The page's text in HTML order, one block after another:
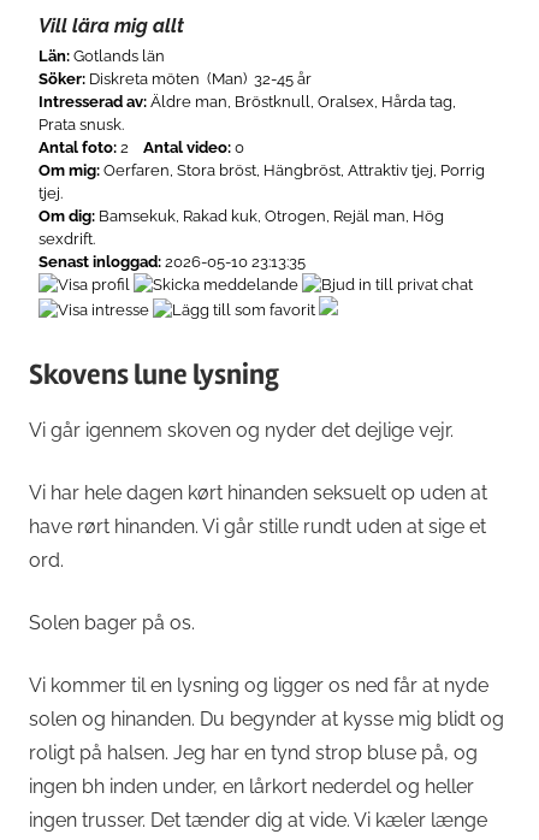
Vill lära mig allt
Län: Gotlands län
Söker: Diskreta möten (Man) 32-45 år
Intresserad av: Äldre man, Bröstknull, Oralsex, Hårda tag,
Prata snusk.
Antal foto: 2 Antal video: 0
Om mig: Oerfaren, Stora bröst, Hängbröst, Attraktiv tjej, Porrig
tjej.
Om dig: Bamsekuk, Rakad kuk, Otrogen, Rejäl man, Hög
sexdrift.
Senast inloggad: 2026-05-10 23:13:35
Skovens lune lysning
Vi går igennem skoven og nyder det dejlige vejr.
Vi har hele dagen kørt hinanden seksuelt op uden at
have rørt hinanden. Vi går stille rundt uden at sige et
ord.
Solen bager på os.
Vi kommer til en lysning og ligger os ned får at nyde
solen og hinanden. Du begynder at kysse mig blidt og
roligt på halsen. Jeg har en tynd strop bluse på, og
ingen bh inden under, en lårkort nederdel og heller
ingen trusser. Det tænder dig at vide. Vi kæler længe